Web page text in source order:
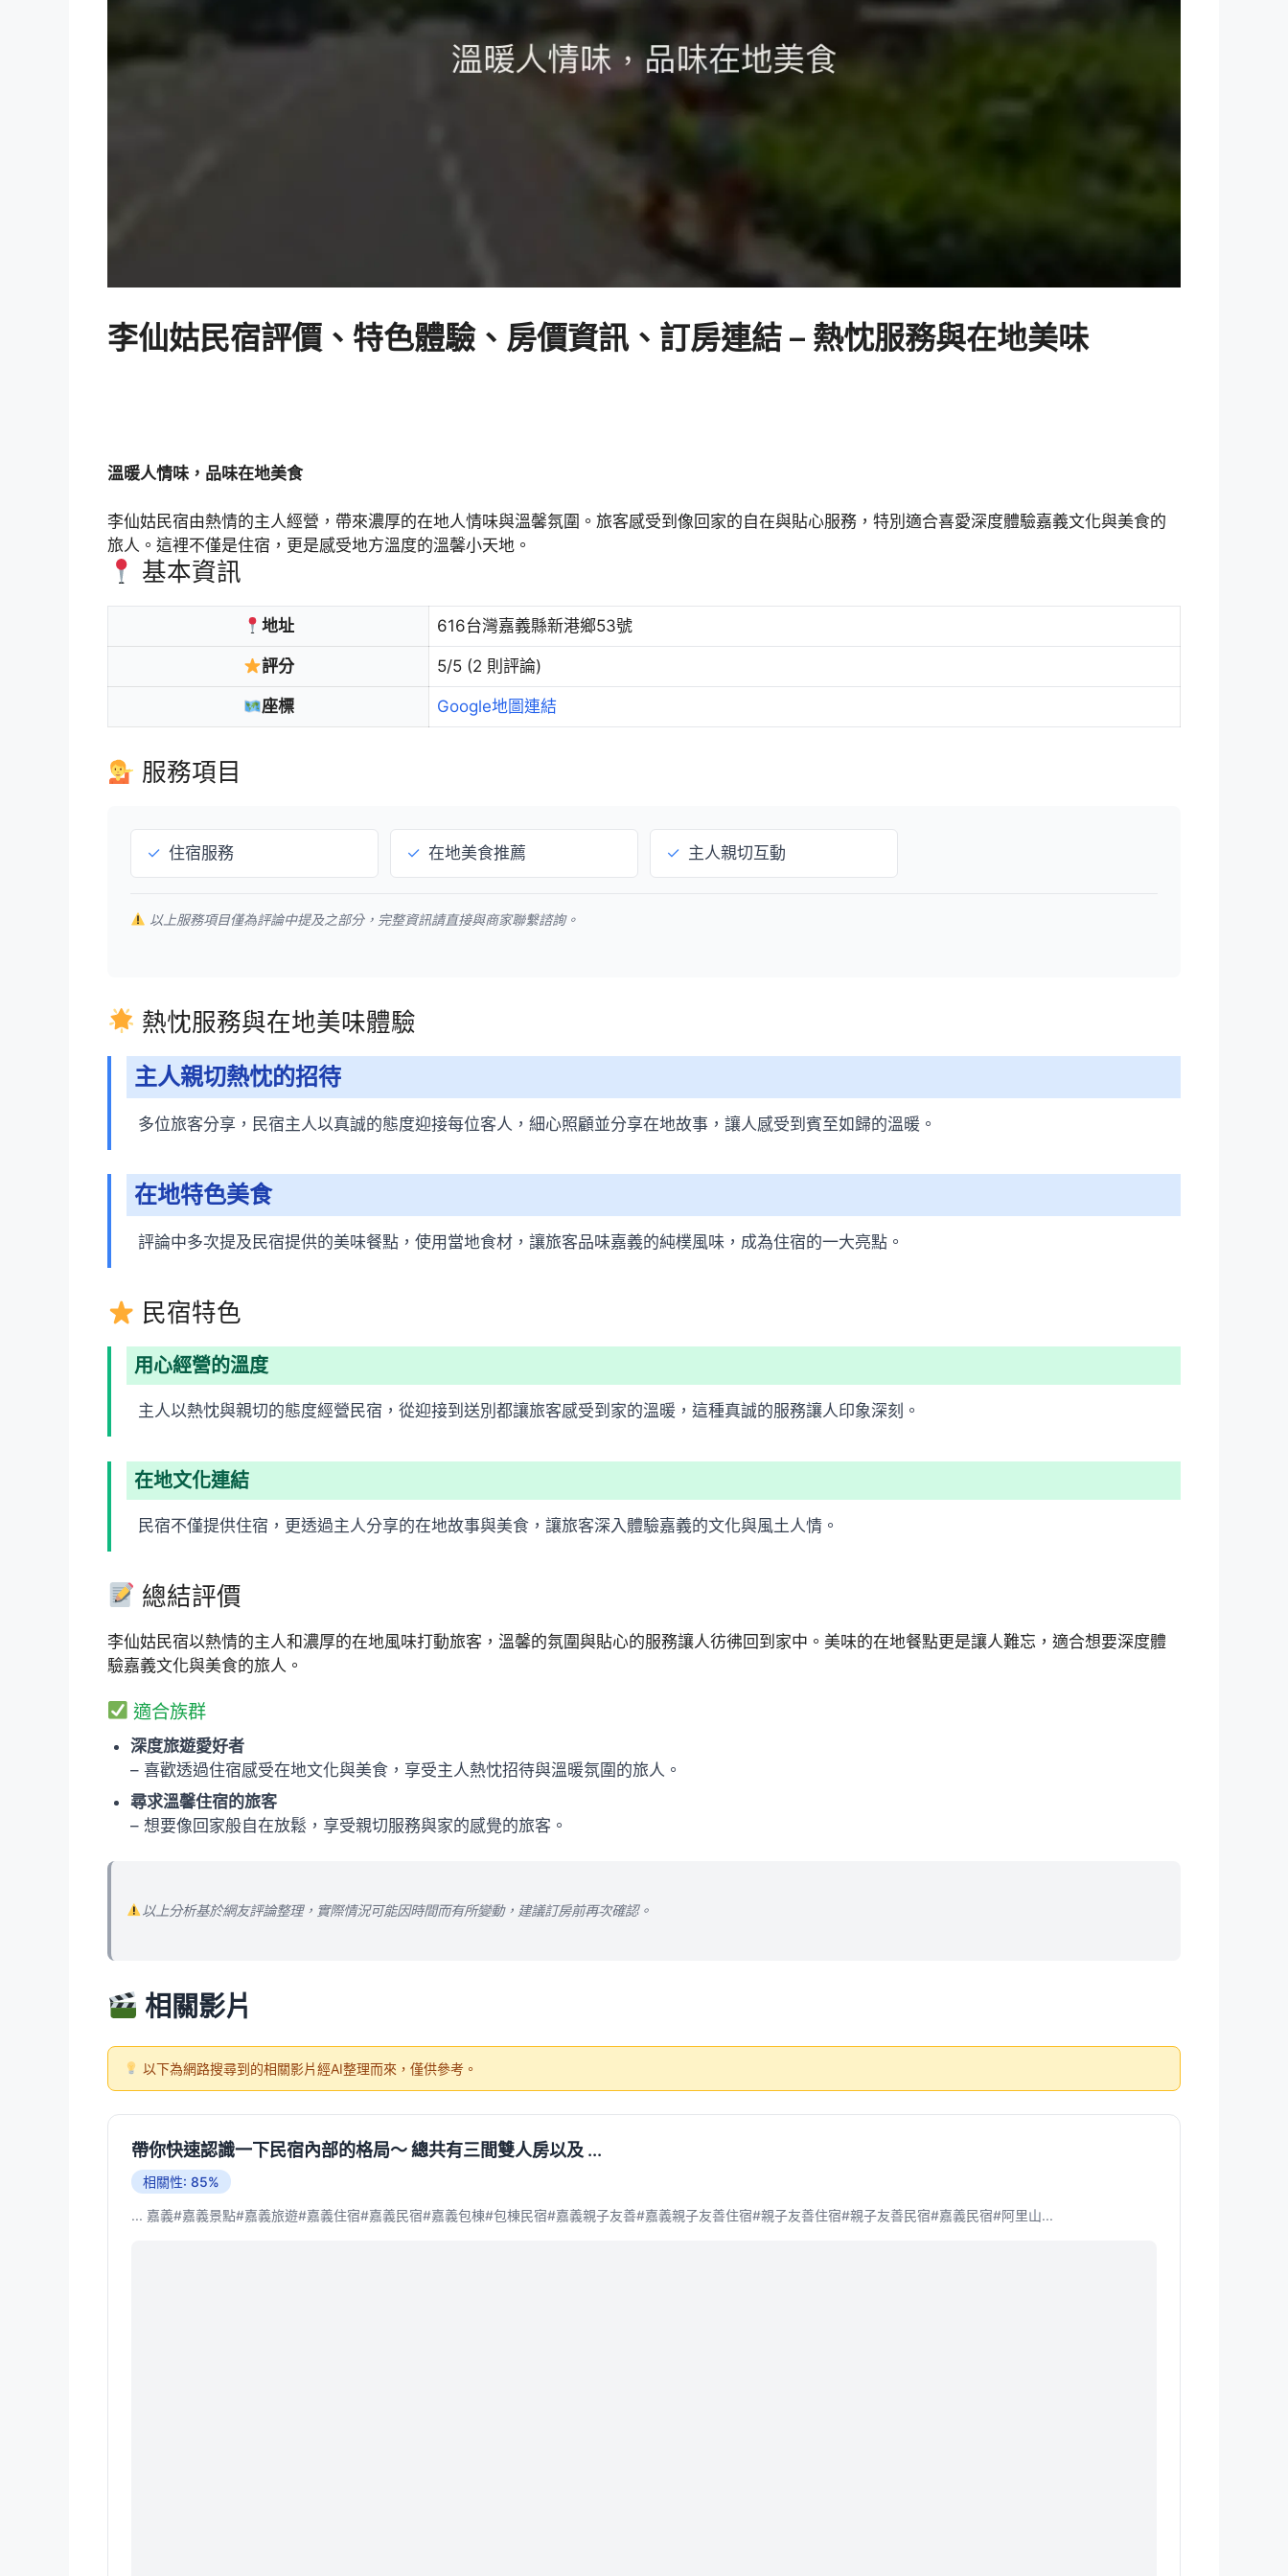
李仙姑民宿評價、特色體驗、房價資訊、訂房連結 – 熱忱服務與在地美味
溫暖人情味，品味在地美食
李仙姑民宿由熱情的主人經營，帶來濃厚的在地人情味與溫馨氛圍。旅客感受到像回家的自在與貼心服務，特別適合喜愛深度體驗嘉義文化與美食的
旅人。這裡不僅是住宿，更是感受地方溫度的溫馨小天地。
基本資訊
地址 616台灣嘉義縣新港鄉53號
評分 5/5 (2 則評論)
座標 Google地圖連結
服務項目
✓ 住宿服務 ✓ 在地美食推薦 ✓ 主人親切互動
以上服務項目僅為評論中提及之部分，完整資訊請直接與商家聯繫諮詢。
熱忱服務與在地美味體驗
主人親切熱忱的招待
多位旅客分享，民宿主人以真誠的態度迎接每位客人，細心照顧並分享在地故事，讓人感受到賓至如歸的溫暖。
在地特色美食
評論中多次提及民宿提供的美味餐點，使用當地食材，讓旅客品味嘉義的純樸風味，成為住宿的一大亮點。
民宿特色
用心經營的溫度
主人以熱忱與親切的態度經營民宿，從迎接到送別都讓旅客感受到家的溫暖，這種真誠的服務讓人印象深刻。
在地文化連結
民宿不僅提供住宿，更透過主人分享的在地故事與美食，讓旅客深入體驗嘉義的文化與風土人情。
總結評價
李仙姑民宿以熱情的主人和濃厚的在地風味打動旅客，溫馨的氛圍與貼心的服務讓人彷彿回到家中。美味的在地餐點更是讓人難忘，適合想要深度體
驗嘉義文化與美食的旅人。
適合族群
深度旅遊愛好者
– 喜歡透過住宿感受在地文化與美食，享受主人熱忱招待與溫暖氛圍的旅人。
尋求溫馨住宿的旅客
– 想要像回家般自在放鬆，享受親切服務與家的感覺的旅客。
以上分析基於網友評論整理，實際情況可能因時間而有所變動，建議訂房前再次確認。
相關影片
以下為網路搜尋到的相關影片經AI整理而來，僅供參考。
帶你快速認識一下民宿內部的格局～ 總共有三間雙人房以及 ...
相關性: 85%
... 嘉義#嘉義景點#嘉義旅遊#嘉義住宿#嘉義民宿#嘉義包棟#包棟民宿#嘉義親子友善#嘉義親子友善住宿#親子友善住宿#親子友善民宿#嘉義民宿#阿里山...